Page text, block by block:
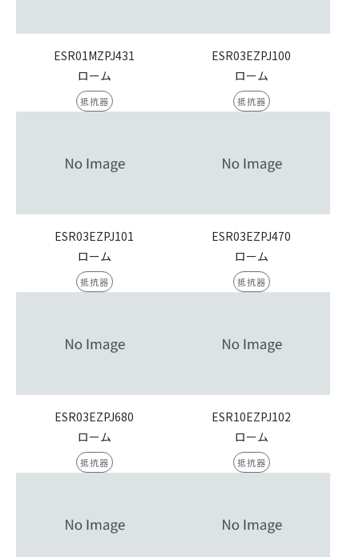
ESR01MZPJ431
ローム
抵抗器
ESR03EZPJ100
ローム
抵抗器
ESR03EZPJ101
ローム
抵抗器
ESR03EZPJ470
ローム
抵抗器
ESR03EZPJ680
ローム
抵抗器
ESR10EZPJ102
ローム
抵抗器